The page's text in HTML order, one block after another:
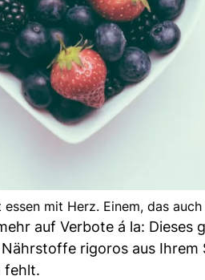
mit Herz. Einem, das
auf Verbote á la: Dieses
rigoros aus Ihrem
fehlt.